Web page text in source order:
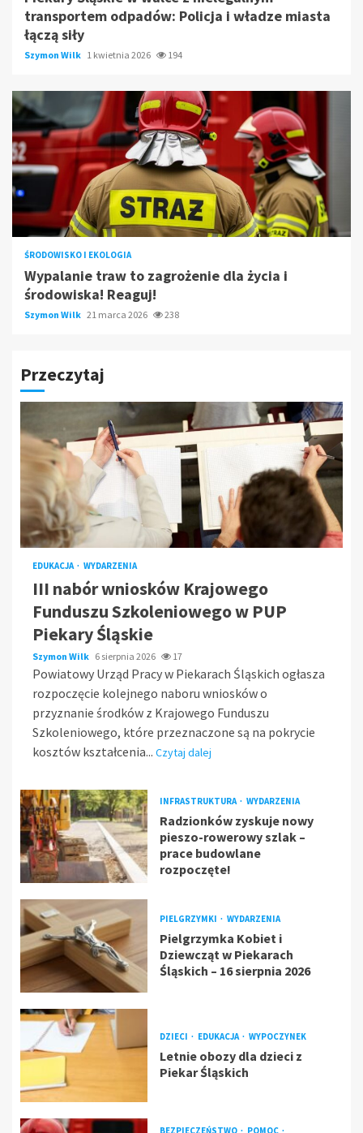
transportem odpadów: Policja i władze miasta
łączą siły
Szymon Wilk 1 kwietnia 2026 194
ŚRODOWISKO I EKOLOGIA
Wypalanie traw to zagrożenie dla życia i
środowiska! Reaguj!
Szymon Wilk 21 marca 2026 238
Przeczytaj
EDUKACJA WYDARZENIA
III nabór wniosków Krajowego
Funduszu Szkoleniowego w PUP
Piekary Śląskie
Szymon Wilk 6 sierpnia 2026 17
Powiatowy Urząd Pracy w Piekarach Śląskich ogłasza
rozpoczęcie kolejnego naboru wniosków o
przyznanie środków z Krajowego Funduszu
Szkoleniowego, które przeznaczone są na pokrycie
kosztów kształcenia... Czytaj dalej
INFRASTRUKTURA WYDARZENIA
Radzionków zyskuje nowy
pieszo-rowerowy szlak –
prace budowlane
rozpoczęte!
PIELGRZYMKI WYDARZENIA
Pielgrzymka Kobiet i
Dziewcząt w Piekarach
Śląskich – 16 sierpnia 2026
DZIECI EDUKACJA WYPOCZYNEK
Letnie obozy dla dzieci z
Piekar Śląskich
BEZPIECZEŃSTWO POMOC